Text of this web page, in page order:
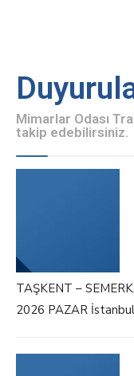
Mimarlar Odası
takip edebilirsiniz.
TAŞKENT –
2026 PAZAR İstanbul